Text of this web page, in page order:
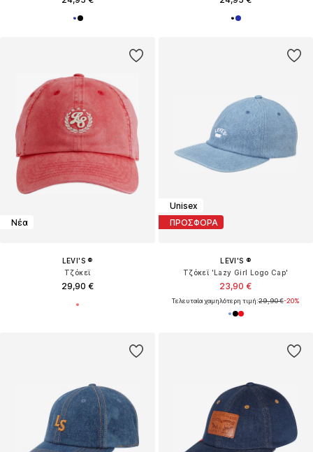
Νέα
LEVI'S ®
Τζόκεϊ
29,90 €
Unisex
ΠΡΟΣΦΟΡΑ
LEVI'S ®
Τζόκεϊ 'Lazy Girl Logo Cap'
23,90 €
Τελευταία χαμηλότερη τιμή:29,90 €-20%